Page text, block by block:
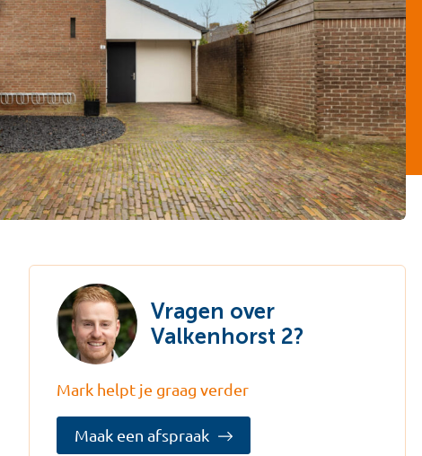
Vragen over
Valkenhorst 2?
Mark helpt je graag verder
Maak een afspraak